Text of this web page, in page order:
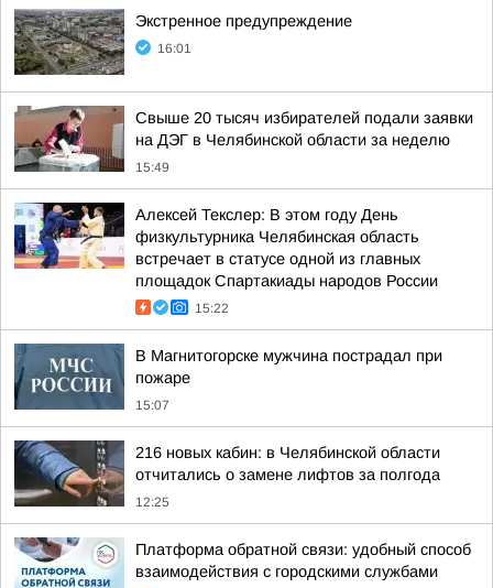
Экстренное предупреждение
16:01
Свыше 20 тысяч избирателей подали заявки
на ДЭГ в Челябинской области за неделю
15:49
Алексей Текслер: В этом году День
физкультурника Челябинская область
встречает в статусе одной из главных
площадок Спартакиады народов России
15:22
В Магнитогорске мужчина пострадал при
пожаре
15:07
216 новых кабин: в Челябинской области
отчитались о замене лифтов за полгода
12:25
Платформа обратной связи: удобный способ
взаимодействия с городскими службами